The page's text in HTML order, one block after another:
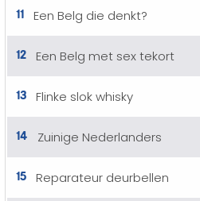
11 Een Belg die denkt?
12 Een Belg met sex tekort
13 Flinke slok whisky
14 Zuinige Nederlanders
15 Reparateur deurbellen